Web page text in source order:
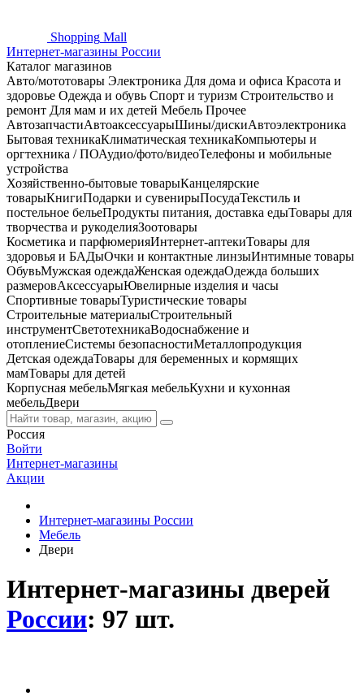
Shopping Mall
Интернет-магазины России
Каталог магазинов
Авто/мототовары Электроника Для дома и офиса Красота и
здоровье Одежда и обувь Спорт и туризм Строительство и
ремонт Для мам и их детей Мебель Прочее
АвтозапчастиАвтоаксессуарыШины/дискиАвтоэлектроника
Бытовая техникаКлиматическая техникаКомпьютеры и
оргтехника / ПОАудио/фото/видеоТелефоны и мобильные
устройства
Хозяйственно-бытовые товарыКанцелярские
товарыКнигиПодарки и сувенирыПосудаТекстиль и
постельное бельеПродукты питания, доставка едыТовары для
творчества и рукоделияЗоотовары
Косметика и парфюмерияИнтернет-аптекиТовары для
здоровья и БАДыОчки и контактные линзыИнтимные товары
ОбувьМужская одеждаЖенская одеждаОдежда больших
размеровАксессуарыЮвелирные изделия и часы
Спортивные товарыТуристические товары
Строительные материалыСтроительный
инструментСветотехникаВодоснабжение и
отоплениеСистемы безопасностиМеталлопродукция
Детская одеждаТовары для беременных и кормящих
мамТовары для детей
Корпусная мебельМягкая мебельКухни и кухонная
мебельДвери
Россия
Войти
Интернет-магазины
Акции
Интернет-магазины России
Мебель
Двери
Интернет-магазины дверей
России: 97 шт.